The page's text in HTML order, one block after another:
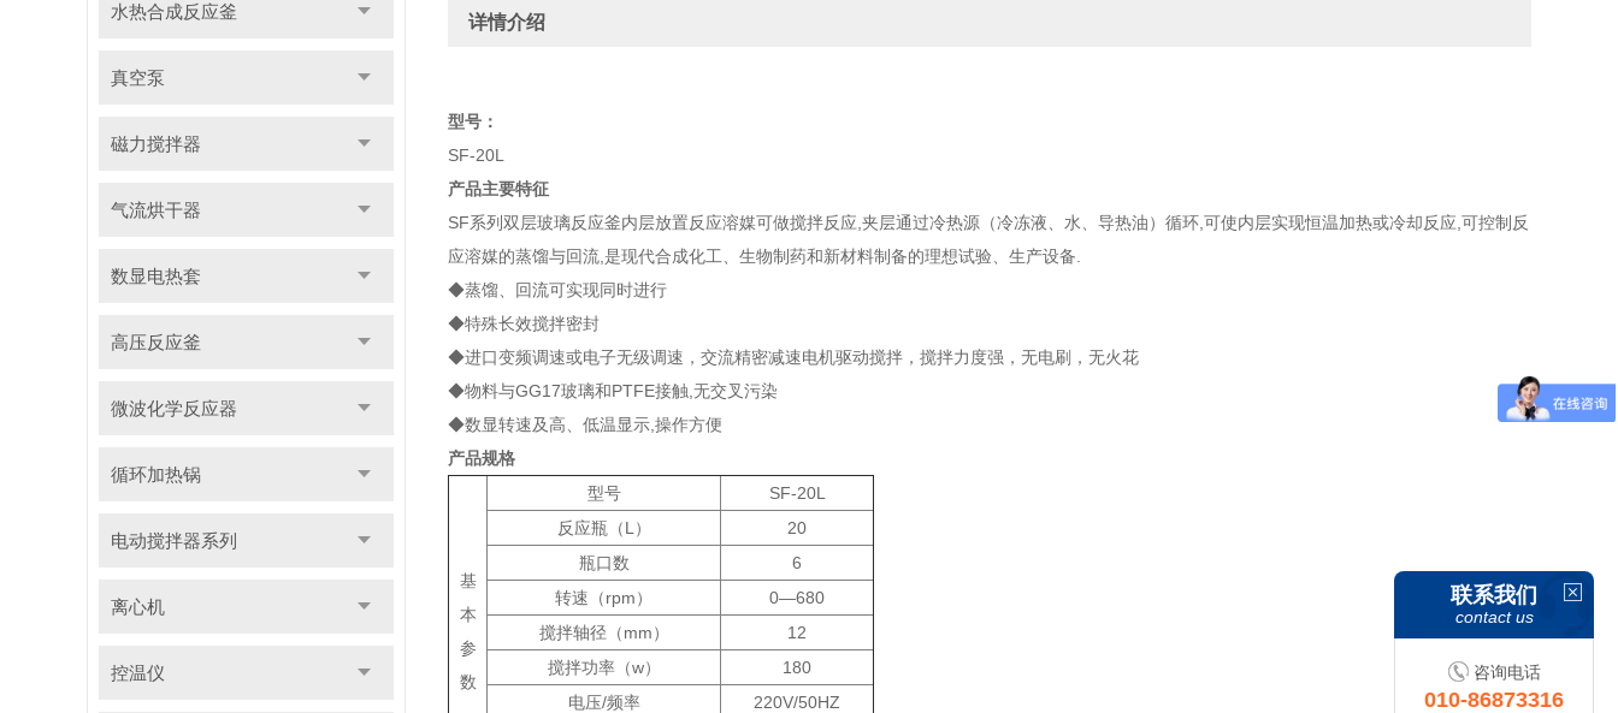
水热合成反应釜
真空泵
磁力搅拌器
气流烘干器
数显电热套
高压反应釜
微波化学反应器
循环加热锅
电动搅拌器系列
离心机
控温仪
详情介绍
型号：
SF-20L
产品主要特征
SF系列双层玻璃反应釜内层放置反应溶媒可做搅拌反应,夹层通过冷热源（冷冻液、水、导热油）循环,可使内层实现恒温加热或冷却反应,可控制反
应溶媒的蒸馏与回流,是现代合成化工、生物制药和新材料制备的理想试验、生产设备.
◆蒸馏、回流可实现同时进行
◆特殊长效搅拌密封
◆进口变频调速或电子无级调速，交流精密减速电机驱动搅拌，搅拌力度强，无电刷，无火花
◆物料与GG17玻璃和PTFE接触,无交叉污染
◆数显转速及高、低温显示,操作方便
产品规格
基
本
参
数
型号
SF-20L
反应瓶（L）
20
瓶口数
6
转速（rpm）
0—680
搅拌轴径（mm）
12
搅拌功率（w）
180
电压/频率
220V/50HZ
联系我们
contact us
咨询电话
010-86873316